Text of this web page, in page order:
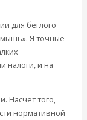
для беглого
мышь». Я точные
налоги, и на
Насчет того,
нормативной